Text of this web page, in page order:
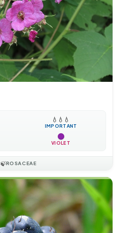
💧 💧 💧
IMPORTANT
VIOLET
🍃ROSACEAE